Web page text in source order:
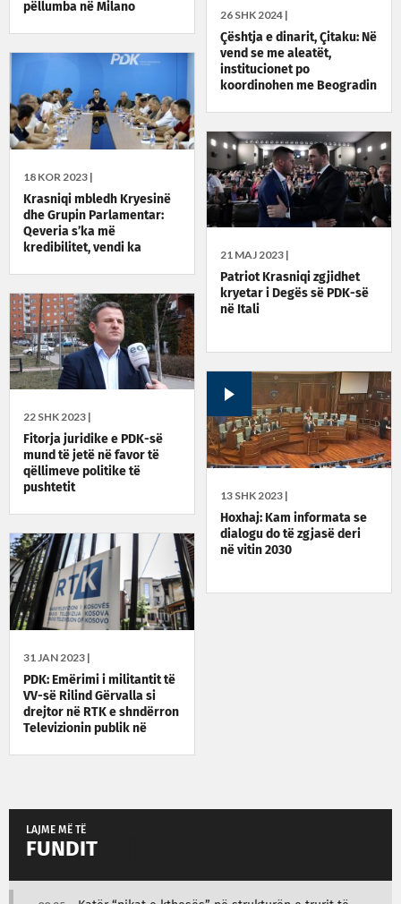
pëllumba në Milano
26 SHK 2024 |
Çështja e dinarit, Çitaku: Në
vend se me aleatët,
institucionet po
koordinohen me Beogradin
18 KOR 2023 |
Krasniqi mbledh Kryesinë
dhe Grupin Parlamentar:
Qeveria s’ka më
kredibilitet, vendi ka
21 MAJ 2023 |
Patriot Krasniqi zgjidhet
kryetar i Degës së PDK-së
në Itali
22 SHK 2023 |
Fitorja juridike e PDK-së
mund të jetë në favor të
qëllimeve politike të
pushtetit
13 SHK 2023 |
Hoxhaj: Kam informata se
dialogu do të zgjasë deri
në vitin 2030
31 JAN 2023 |
PDK: Emërimi i militantit të
VV-së Rilind Gërvalla si
drejtor në RTK e shndërron
Televizionin publik në
LAJME MË TË
FUNDIT